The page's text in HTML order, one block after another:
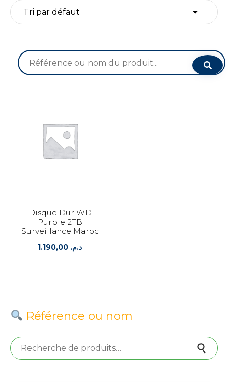
Recherche
pour :
Disque Dur WD
Purple 2TB
Surveillance Maroc
د.م.
Référence ou nom
Recherche pour :